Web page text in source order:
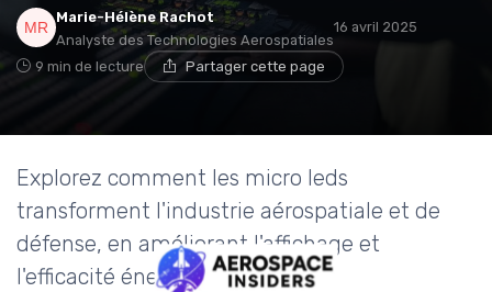
Marie-Hélène Rachot
Analyste des Technologies Aerospatiales
16 avril 2025
9 min de lecture Partager cette page
Explorez comment les micro leds
transforment l'industrie aérospatiale et de
défense, en améliorant l'affichage et
l'efficacité énergétique.